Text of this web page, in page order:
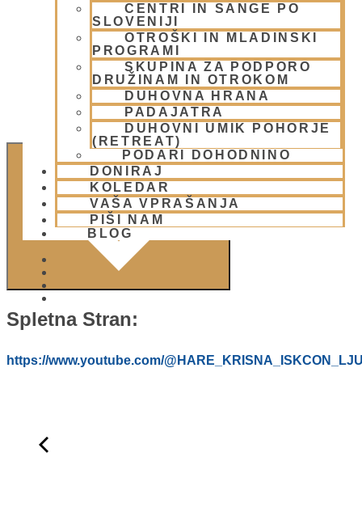
CENTRI IN SANGE PO
SLOVENIJI
OTROŠKI IN MLADINSKI
PROGRAMI
SKUPINA ZA PODPORO
DRUŽINAM IN OTROKOM
DUHOVNA HRANA
PADAJATRA
DUHOVNI UMIK POHORJE
(RETREAT)
PODARI DOHODNINO
DONIRAJ
KOLEDAR
VAŠA VPRAŠANJA
PIŠI NAM
BLOG
DODAJ V KOLEDAR
Spletna Stran:
https://www.youtube.com/